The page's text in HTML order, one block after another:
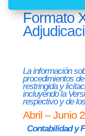
Formato
La información
procedimientos
restringida y
incluyendo la
respectivo y de
Abril – Junio
Contabilidad y